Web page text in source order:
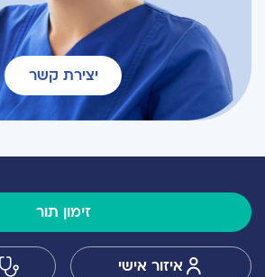
יצירת קשר
זימון תור
איזור אישי